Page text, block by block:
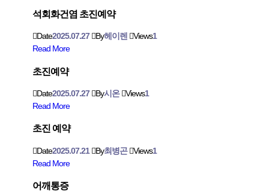
석회화건염 초진예약
Date2025.07.27 By헤이렌 Views1
Read More
초진예약
Date2025.07.27 By시온 Views1
Read More
초진 예약
Date2025.07.21 By최병곤 Views1
Read More
어깨통증